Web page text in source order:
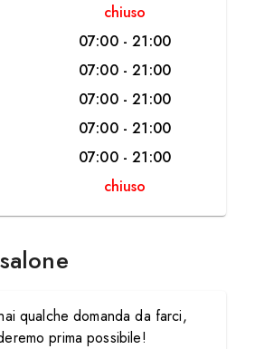
chiuso
07:00-21:00
07:00-21:00
07:00-21:00
07:00-21:00
07:00-21:00
chiuso
qualche domanda da farci,
prima possibile!